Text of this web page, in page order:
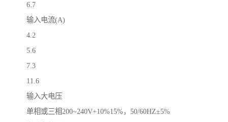
6.7
输入电流(A)
4.2
5.6
7.3
11.6
输入大电压
单相或三相200~240V+10%15%，50/60HZ±5%